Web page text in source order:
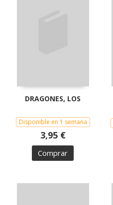
DRAGONES, LOS
Disponible en 1 semana
3,95 €
Comprar